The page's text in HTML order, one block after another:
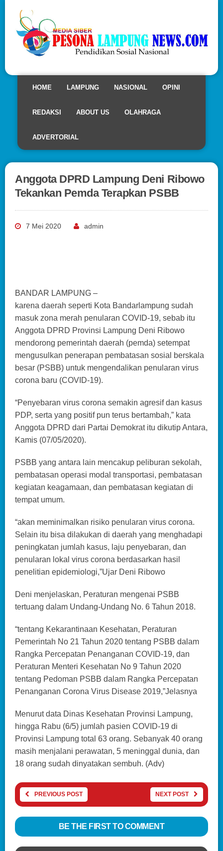
HOME LAMPUNG NASIONAL OPINI
REDAKSI ABOUT US OLAHRAGA
ADVERTORIAL
Anggota DPRD Lampung Deni Ribowo
Tekankan Pemda Terapkan PSBB
7 Mei 2020 admin
BANDAR LAMPUNG –
karena daerah seperti Kota Bandarlampung sudah
masuk zona merah penularan COVID-19, sebab itu
Anggota DPRD Provinsi Lampung Deni Ribowo
mendorong pemerintah daerah (pemda) setempat
mengusulkan penerapan pembatasan sosial berskala
besar (PSBB) untuk mengendalikan penularan virus
corona baru (COVID-19).
“Penyebaran virus corona semakin agresif dan kasus
PDP, serta yang positif pun terus bertambah,” kata
Anggota DPRD dari Partai Demokrat itu dikutip Antara,
Kamis (07/05/2020).
PSBB yang antara lain mencakup peliburan sekolah,
pembatasan operasi modal transportasi, pembatasan
kegiatan keagamaan, dan pembatasan kegiatan di
tempat umum.
“akan meminimalkan risiko penularan virus corona.
Selain itu bisa dilakukan di daerah yang menghadapi
peningkatan jumlah kasus, laju penyebaran, dan
penularan lokal virus corona berdasarkan hasil
penelitian epidemiologi,”Ujar Deni Ribowo
Deni menjelaskan, Peraturan mengenai PSBB
tertuang dalam Undang-Undang No. 6 Tahun 2018.
“tentang Kekarantinaan Kesehatan, Peraturan
Pemerintah No 21 Tahun 2020 tentang PSBB dalam
Rangka Percepatan Penanganan COVID-19, dan
Peraturan Menteri Kesehatan No 9 Tahun 2020
tentang Pedoman PSBB dalam Rangka Percepatan
Penanganan Corona Virus Disease 2019,”Jelasnya
Menurut data Dinas Kesehatan Provinsi Lampung,
hingga Rabu (6/5) jumlah pasien COVID-19 di
Provinsi Lampung total 63 orang. Sebanyak 40 orang
masih menjalani perawatan, 5 meninggal dunia, dan
18 orang sudah dinyatakan sembuh. (Adv)
PREVIOUS POST NEXT POST
BE THE FIRST TO COMMENT